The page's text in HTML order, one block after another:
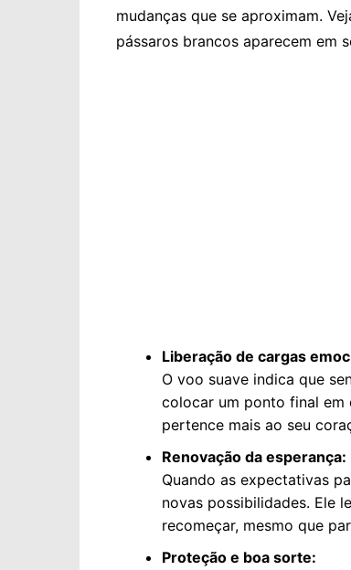
mudanças que se aproximam.
pássaros brancos aparecem em
Liberação de cargas
O voo suave indica que
colocar um ponto final em
pertence mais ao seu
Renovação da esperança:
Quando as expectativas
novas possibilidades. Ele
recomeçar, mesmo que
Proteção e boa sorte: